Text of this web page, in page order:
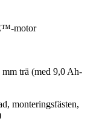
motor
trä (med 9,0 Ah-
monteringsfästen,